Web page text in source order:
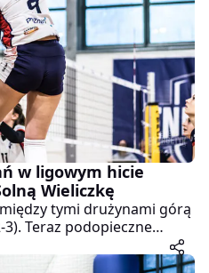
w ligowym hicie
Wieliczkę
tymi drużynami górą
3). Teraz podopieczne
miały idealną okazję do